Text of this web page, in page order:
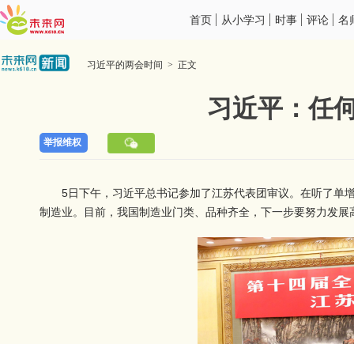
首页 从小学习 时事 评论 名
习近平的两会时间 > 正文
习近平：任
5日下午，习近平总书记参加了江苏代表团审议。在听了单
制造业。目前，我国制造业门类、品种齐全，下一步要努力发
举报维权